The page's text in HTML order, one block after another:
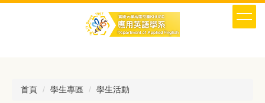
首頁 學生專區 學生活動